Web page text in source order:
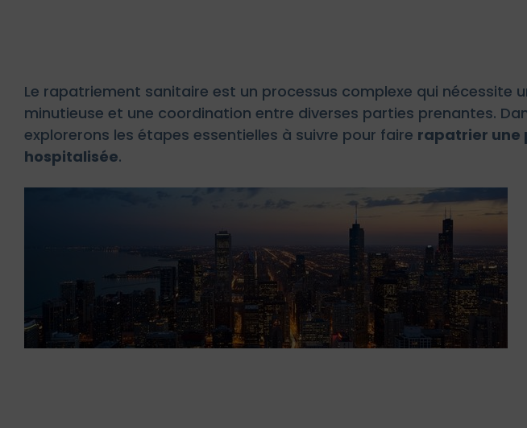
Le rapatriement sanitaire est un processus complexe qui nécessite
minutieuse et une coordination entre diverses parties prenantes.
explorerons les étapes essentielles à suivre pour faire rapatrier une
hospitalisée.